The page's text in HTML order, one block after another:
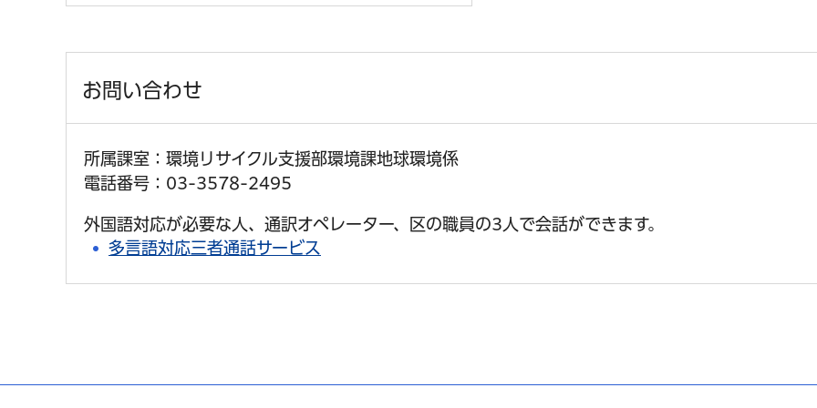
お問い合わせ
所属課室：環境リサイクル支援部環境課地球環境係
電話番号：03-3578-2495
外国語対応が必要な人、通訳オペレーター、区の職員の3人で会話ができます。
多言語対応三者通話サービス